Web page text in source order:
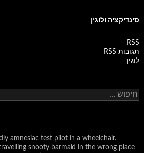
סינדיקציה ולוגין
RSS
תגובות RSS
לוגין
ח
י
amnesiac test pilot in a wheelchair.
snooty barmaid in the wrong place